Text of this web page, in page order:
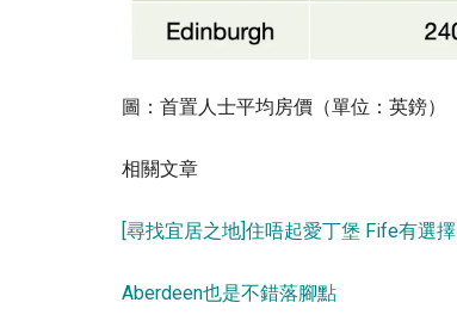
圖：首置人士平均房價（單位：英鎊）
相關文章
[尋找宜居之地]住唔起愛丁堡 Fife有選擇
Aberdeen也是不錯落腳點